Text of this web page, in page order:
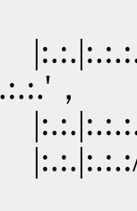
，
:.:.: |
∩